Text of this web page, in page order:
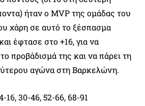
ήταν ο MVP της ομάδας του
χάρη σε αυτό το ξέσπασμα
έφτασε στο +16, για να
το προβάδισμά της και να πάρει τη
αγώνα στη Βαρκελώνη.
16, 30-46, 52-66, 68-91